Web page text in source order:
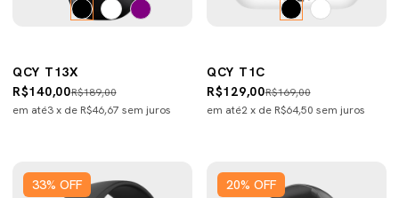
QCY T13X
R$189,00
R$140,00
em até3x de R$46,67 sem juros
QCY T1C
R$169,00
R$129,00
em até2x de R$64,50 sem juros
33% OFF 20% OFF